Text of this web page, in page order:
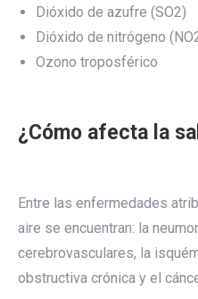
Dióxido de azufre (SO2)
Dióxido de nitrógeno
Ozono troposférico
¿Cómo afecta la
Entre las enfermedades
aire se encuentran: la
cerebrovasculares, la
obstructiva crónica y el